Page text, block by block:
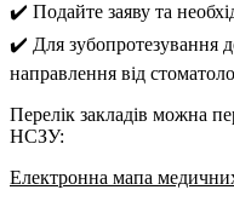
✔️ Подайте заяву та
✔️ Для зубопротезування
направлення від
Перелік закладів можна
НСЗУ:
Електронна мапа